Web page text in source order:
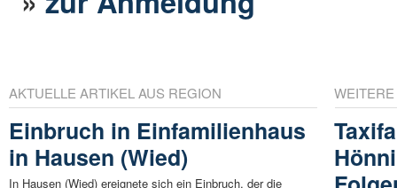
AKTUELLE ARTIKEL AUS REGION
Einbruch in Einfamilienhaus
in Hausen (Wied)
In Hausen (Wied) ereignete sich ein Einbruch, der die